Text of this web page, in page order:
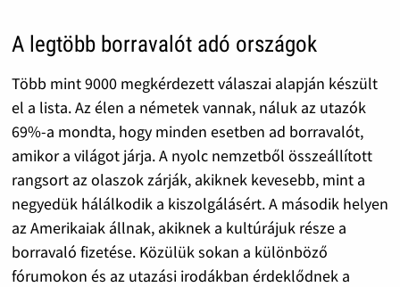
A legtöbb borravalót adó országok
Több mint 9000 megkérdezett válaszai alapján készült
el a lista. Az élen a németek vannak, náluk az utazók
69%-a mondta, hogy minden esetben ad borravalót,
amikor a világot járja. A nyolc nemzetből összeállított
rangsort az olaszok zárják, akiknek kevesebb, mint a
negyedük hálálkodik a kiszolgálásért. A második helyen
az Amerikaiak állnak, akiknek a kultúrájuk része a
borravaló fizetése. Közülük sokan a különböző
fórumokon és az utazási irodákban érdeklődnek a